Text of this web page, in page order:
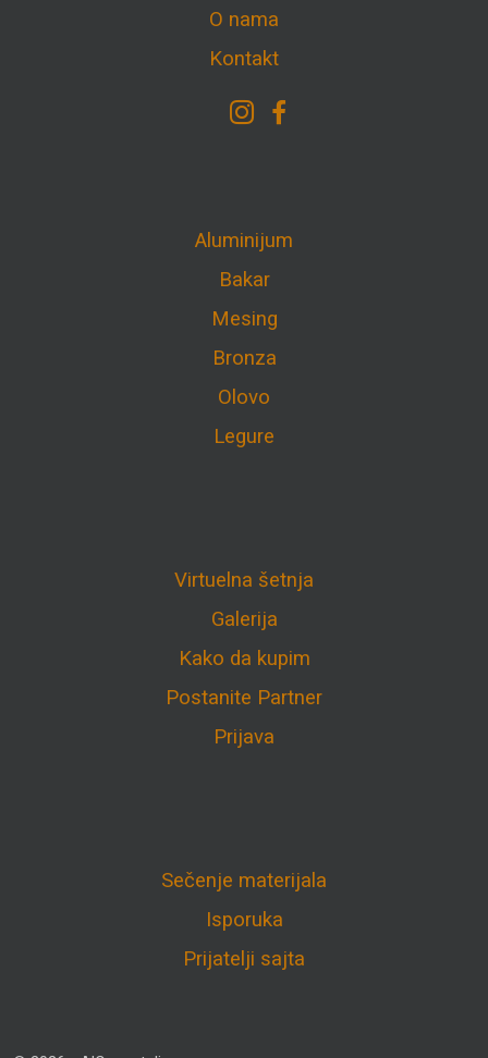
O nama
Kontakt
Aluminijum
Bakar
Mesing
Bronza
Olovo
Legure
Virtuelna šetnja
Galerija
Kako da kupim
Postanite Partner
Prijava
Sečenje materijala
Isporuka
Prijatelji sajta